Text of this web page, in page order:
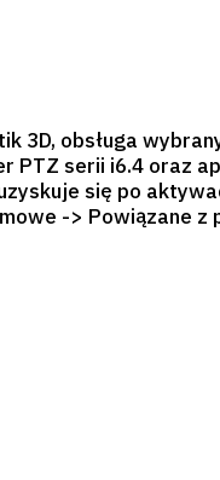
3D, obsługa
serii i6.4 oraz
się po
-> Powiązane z